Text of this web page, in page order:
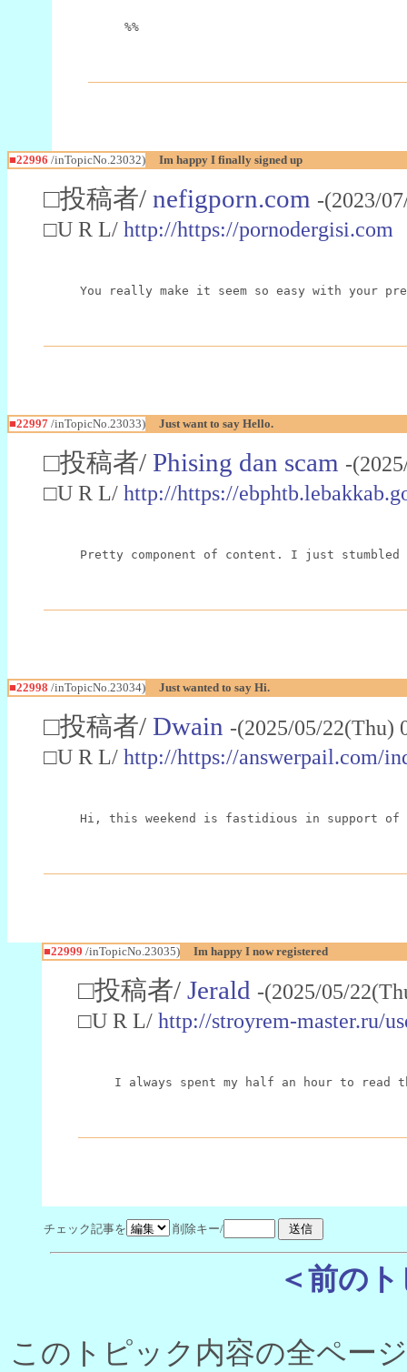
%%
■22996 /inTopicNo.23032) Im happy I finally signed up
□投稿者/ nefigporn.com -(2023/
□U R L/ http://https://pornodergisi.com
You really make it seem so easy with your
■22997 /inTopicNo.23033) Just want to say Hello.
□投稿者/ Phising dan scam -
□U R L/ http://https://
Pretty component of content. I just
■22998 /inTopicNo.23034) Just wanted to say Hi.
□投稿者/ Dwain -(2025/05/
□U R L/ http://https://answerpail.com/
Hi, this weekend is fastidious in support of
■22999 /inTopicNo.23035) Im happy I now registered
□投稿者/ Jerald -(2025/05/
□U R L/ http://stroyrem-master.ru/
I always spent my half an hour to
チェック記事を 削除キー/
＜前の
このトピック内容の全ペー